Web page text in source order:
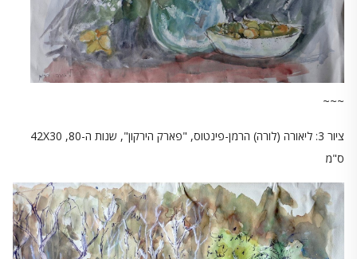
~~~
ציור 3: ליאורה (לורה) הרמן-פינטוס, "פארק הירקון", שנות ה-80, 42X30
ס"מ